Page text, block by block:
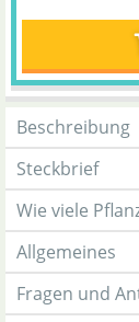
Beschreibung
Steckbrief
Wie viele
Allgemeines
Fragen und